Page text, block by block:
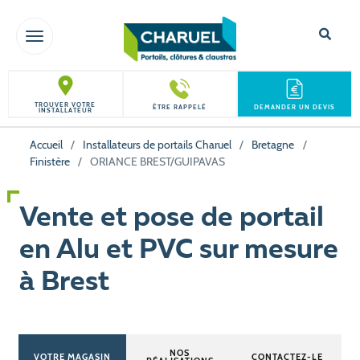
TOGGLE NAVIGATION
TROUVER VOTRE
INSTALLATEUR ÊTRE RAPPELÉ DEMANDER UN DEVIS
Accueil / Installateurs de portails Charuel / Bretagne
/
Finistère / ORIANCE BREST/GUIPAVAS
Vente et pose de portail
en Alu et PVC sur mesure
à Brest
VOTRE MAGASIN NOS CONTACTEZ-LE